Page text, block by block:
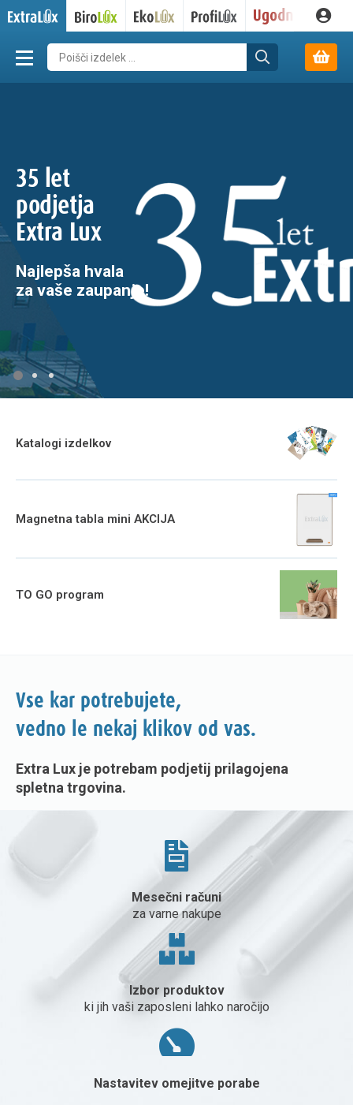
35 let
podjetja
Extra Lux
Najlepša hvala
za vaše zaupanje!
Katalogi izdelkov
Magnetna tabla mini AKCIJA
TO GO program
Vse kar potrebujete,
vedno le nekaj klikov od vas.
Extra Lux je potrebam podjetij prilagojena
spletna trgovina.
Mesečni računi
za varne nakupe
Izbor produktov
ki jih vaši zaposleni lahko naročijo
Nastavitev omejitve porabe